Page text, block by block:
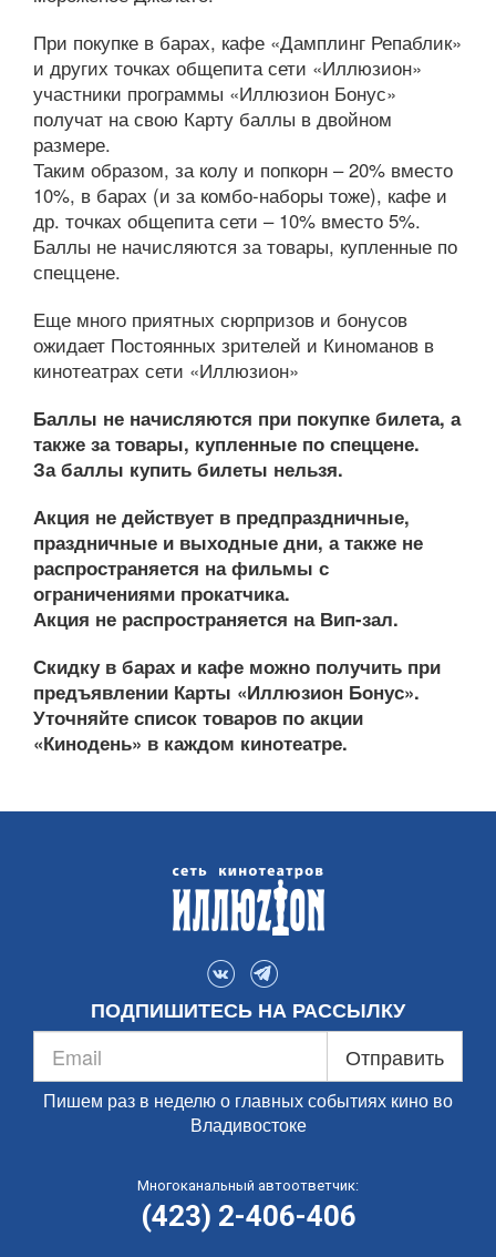
При покупке в барах, кафе «Дамплинг Репаблик»
и других точках общепита сети «Иллюзион»
участники программы «Иллюзион Бонус»
получат на свою Карту баллы в двойном
размере.
Таким образом, за колу и попкорн – 20% вместо
10%, в барах (и за комбо-наборы тоже), кафе и
др. точках общепита сети – 10% вместо 5%.
Баллы не начисляются за товары, купленные по
спеццене.
Еще много приятных сюрпризов и бонусов
ожидает Постоянных зрителей и Киноманов в
кинотеатрах сети «Иллюзион»
Баллы не начисляются при покупке билета, а
также за товары, купленные по спеццене.
За баллы купить билеты нельзя.
Акция не действует в предпраздничные,
праздничные и выходные дни, а также не
распространяется на фильмы с
ограничениями прокатчика.
Акция не распространяется на Вип-зал.
Скидку в барах и кафе можно получить при
предъявлении Карты «Иллюзион Бонус».
Уточняйте список товаров по акции
«Кинодень» в каждом кинотеатре.
ПОДПИШИТЕСЬ НА РАССЫЛКУ
Отправить
Пишем раз в неделю о главных событиях кино во
Владивостоке
Многоканальный автоответчик:
(423) 2-406-406